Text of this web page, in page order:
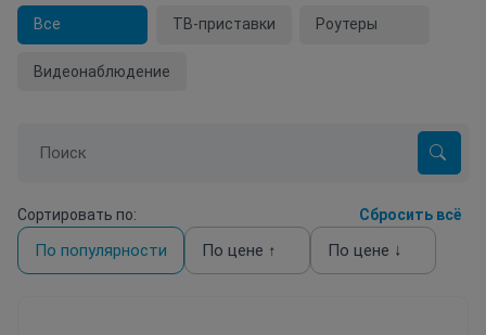
Все ТВ-приставки Роутеры
Видеонаблюдение
Сортировать по:
По популярности По цене ↑ По цене ↓
Сбросить всё